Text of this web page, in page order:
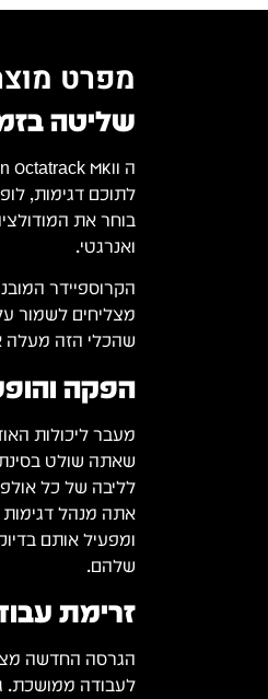
מפרט
שליטה
לתוכם דגימות,
בוחר את
ואנרגטי.
הקרוספיידר
מצליחים לשמור
שהכלי הזה מעלה
הפקה
שאתה שולט
אתה מנהל דגימות
ומפעיל אותם
שלהם.
זרימת
לעבודה ממושכת.